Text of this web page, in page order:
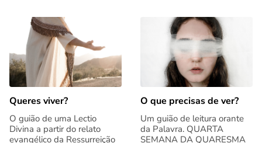
Queres viver?
O guião de uma Lectio
Divina a partir do relato
evangélico da Ressurreição
O que precisas de ver?
Um guião de leitura orante
da Palavra. QUARTA
SEMANA DA QUARESMA